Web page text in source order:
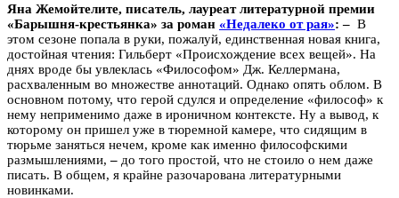
Яна Жемойтелите, писатель, лауреат литературной премии
«Барышня-крестьянка» за роман «Недалеко от рая»: – В
этом сезоне попала в руки, пожалуй, единственная новая книга,
достойная чтения: Гильберт «Происхождение всех вещей». На
днях вроде бы увлеклась «Философом» Дж. Келлермана,
расхваленным во множестве аннотаций. Однако опять облом. В
основном потому, что герой сдулся и определение «философ» к
нему неприменимо даже в ироничном контексте. Ну а вывод, к
которому он пришел уже в тюремной камере, что сидящим в
тюрьме заняться нечем, кроме как именно философскими
размышлениями,– до того простой, что не стоило о нем даже
писать. В общем, я крайне разочарована литературными
новинками.